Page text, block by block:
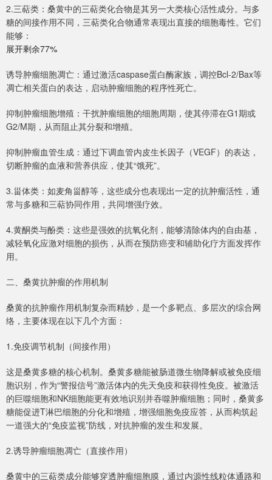
2.三萜类：桑黄中的三萜类化合物是其另一大类核心活性成分。与多
糖的间接作用不同，三萜类化合物通常表现出直接的细胞毒性。它们
能够：
展开剩余77%
诱导肿瘤细胞凋亡：通过激活caspase蛋白酶家族，调控Bcl-2/Bax等
凋亡相关蛋白的表达，启动肿瘤细胞的程序性死亡。
抑制肿瘤细胞增殖：干扰肿瘤细胞的细胞周期，使其停滞在G1期或
G2/M期，从而阻止其分裂和增殖。
抑制肿瘤血管生成：通过下调血管内皮生长因子（VEGF）的表达，
切断肿瘤的血液和营养供应，使其“饿死”。
3.甾体类：如麦角甾醇等，这些成分也表现出一定的抗肿瘤活性，通
常与多糖和三萜协同作用，共同增强疗效。
4.黄酮类与酚类：这些是强效的抗氧化剂，能够清除体内的自由基，
减轻氧化应激对细胞的损伤，从而在预防癌变和辅助化疗方面发挥作
用。
二、桑黄抗肿瘤的作用机制
桑黄的抗肿瘤作用机制复杂而精妙，是一个多靶点、多层次的综合网
络，主要体现在以下几个方面：
1.免疫调节机制（间接作用）
这是桑黄多糖的核心机制。桑黄多糖能被肠道微生物降解或被免疫细
胞识别，作为“警报信号”激活体内的先天免疫和获得性免疫。被激活
的巨噬细胞和NK细胞能更有效地识别并吞噬肿瘤细胞；同时，桑黄多
糖能促进T淋巴细胞的分化和增殖，增强细胞免疫应答，从而构筑起
一道强大的“免疫监视”防线，对抗肿瘤的发生和发展。
2.诱导肿瘤细胞凋亡（直接作用）
桑黄中的三萜类成分能够穿透肿瘤细胞膜，通过内源性线粒体通路和